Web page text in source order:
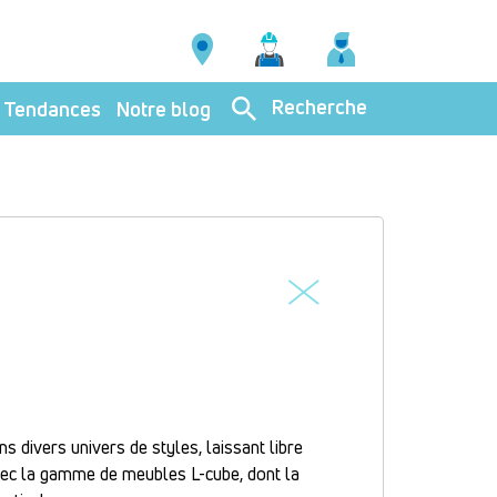
Tendances Notre blog Recherche
divers univers de styles, laissant libre
la gamme de meubles L-cube, dont la